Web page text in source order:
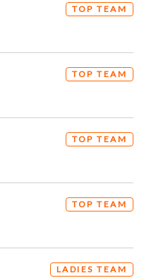
TOP TEAM
TOP TEAM
TOP TEAM
TOP TEAM
LADIES TEAM